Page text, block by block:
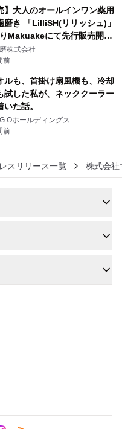
】大人のオールインワン薬用
磨き 「LilliSH(リリッシュ)」
Makuakeにて先行販売開
株式会社
前
ルも、首掛け扇風機も、冷却
試した私が、ネッククーラー
た話。
ホールディングス
前
スリリース一覧 株式会社